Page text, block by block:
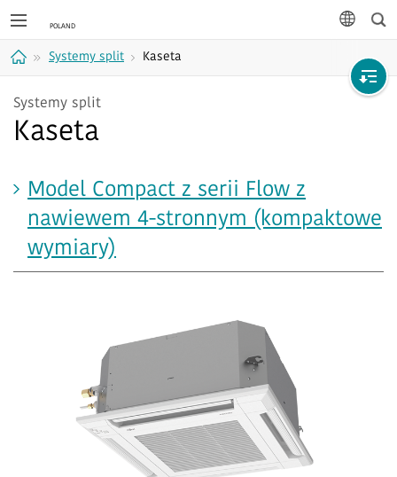
główna
Systemy split Kaseta
Systemy split
Kaseta
Model Compact z serii Flow z
nawiewem 4-stronnym (kompaktowe
wymiary)